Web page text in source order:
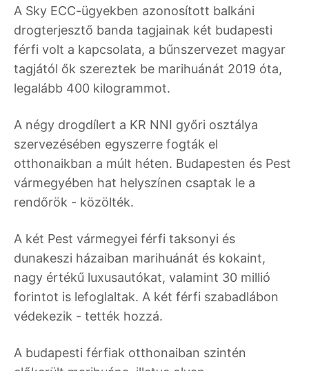
A Sky ECC-ügyekben azonosított balkáni
drogterjesztő banda tagjainak két budapesti
férfi volt a kapcsolata, a bűnszervezet magyar
tagjától ők szereztek be marihuánát 2019 óta,
legalább 400 kilogrammot.
A négy drogdílert a KR NNI győri osztálya
szervezésében egyszerre fogták el
otthonaikban a múlt héten. Budapesten és Pest
vármegyében hat helyszínen csaptak le a
rendőrök - közölték.
A két Pest vármegyei férfi taksonyi és
dunakeszi házaiban marihuánát és kokaint,
nagy értékű luxusautókat, valamint 30 millió
forintot is lefoglaltak. A két férfi szabadlábon
védekezik - tették hozzá.
A budapesti férfiak otthonaiban szintén